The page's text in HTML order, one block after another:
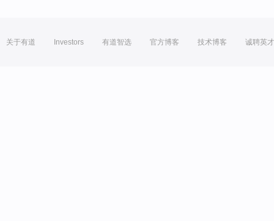
关于有道 Investors 有道智选 官方博客 技术博客 诚聘英才